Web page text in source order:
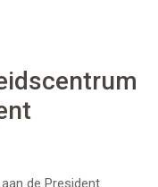
de President